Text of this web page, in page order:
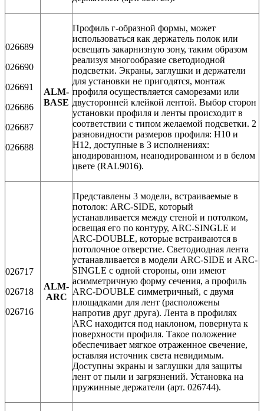
026689
026690
026691
026686
026687
026688
ALM-
BASE
Профиль г-образной формы, может
использоваться как держатель полок или
освещать закарнизную зону, таким образом
реализуя многообразие светодиодной
подсветки. Экраны, заглушки и держатели
для установки не пригодятся, монтаж
профиля осуществляется саморезами или
двусторонней клейкой лентой. Выбор сторон
установки профиля и ленты происходит в
соответствии с типом желаемой подсветки. 2
разновидности размеров профиля: H10 и
H12, доступные в 3 исполнениях:
анодированном, неанодированном и в белом
цвете (RAL9016).
026717
026718
026716
ALM-
ARC
Представлены 3 модели, встраиваемые в
потолок: ARC-SIDE, который
устанавливается между стеной и потолком,
освещая его по контуру, ARC-SINGLE и
ARC-DOUBLE, которые встраиваются в
потолочное отверстие. Светодиодная лента
устанавливается в модели ARC-SIDE и ARC-
SINGLE с одной стороны, они имеют
асимметричную форму сечения, а профиль
ARC-DOUBLE симметричный, с двумя
площадками для лент (расположены
напротив друг друга). Лента в профилях
ARC находится под наклоном, повернута к
поверхности профиля. Такое положение
обеспечивает мягкое отраженное свечение,
оставляя источник света невидимым.
Доступны экраны и заглушки для защиты
лент от пыли и загрязнений. Установка на
пружинные держатели (арт. 026744).